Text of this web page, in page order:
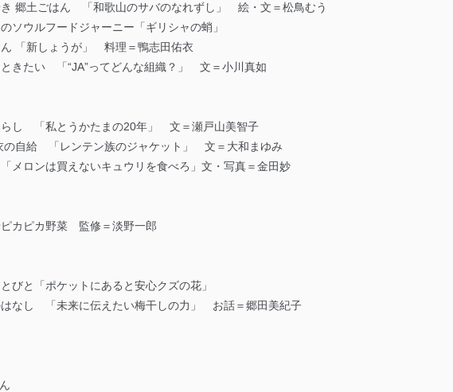
き 郷土ごはん 「和歌山のサバのなれずし」 絵・文＝松鳥むう
ソウルフードジャーニー「ギリシャの蛸」
「新しょうが」 料理＝鴨志田佑衣
きたい 「“JA”ってどんな組織？」 文＝小川真如
らし 「私とうかたまの20年」 文＝瀬戸山美智子
の自給 「レンテン族のジャケット」 文＝大和まゆみ
メロンは買えないキュウリを食べろ」文・写真＝金田妙
ピカピカ野菜 監修＝淡野一郎
びと「ポケットにあると安心クズの花」
はなし 「未来に伝えたい梅干しの力」 お話＝郷田美紀子